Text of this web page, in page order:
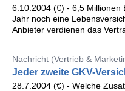
6.10.2004 (€) - 6,5 Millionen
Jahr noch eine
Anbieter verdienen das
Nachricht (Vertrieb &
Jeder zweite GKV-
28.7.2004 (€) - Welche